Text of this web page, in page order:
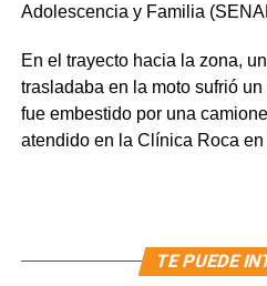
Adolescencia y Familia
En el trayecto hacia la zona,
trasladaba en la moto sufrió
fue embestido por una
atendido en la Clínica Roca
TE PUEDE